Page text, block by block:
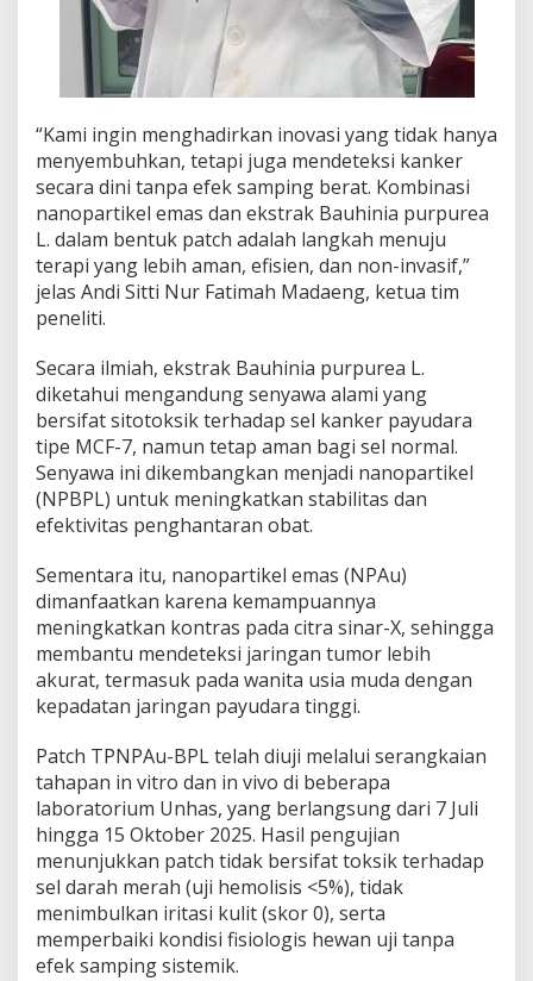
“Kami ingin menghadirkan inovasi yang tidak hanya
menyembuhkan, tetapi juga mendeteksi kanker
secara dini tanpa efek samping berat. Kombinasi
nanopartikel emas dan ekstrak Bauhinia purpurea
L. dalam bentuk patch adalah langkah menuju
terapi yang lebih aman, efisien, dan non-invasif,”
jelas Andi Sitti Nur Fatimah Madaeng, ketua tim
peneliti.
Secara ilmiah, ekstrak Bauhinia purpurea L.
diketahui mengandung senyawa alami yang
bersifat sitotoksik terhadap sel kanker payudara
tipe MCF-7, namun tetap aman bagi sel normal.
Senyawa ini dikembangkan menjadi nanopartikel
(NPBPL) untuk meningkatkan stabilitas dan
efektivitas penghantaran obat.
Sementara itu, nanopartikel emas (NPAu)
dimanfaatkan karena kemampuannya
meningkatkan kontras pada citra sinar-X, sehingga
membantu mendeteksi jaringan tumor lebih
akurat, termasuk pada wanita usia muda dengan
kepadatan jaringan payudara tinggi.
Patch TPNPAu-BPL telah diuji melalui serangkaian
tahapan in vitro dan in vivo di beberapa
laboratorium Unhas, yang berlangsung dari 7 Juli
hingga 15 Oktober 2025. Hasil pengujian
menunjukkan patch tidak bersifat toksik terhadap
sel darah merah (uji hemolisis <5%), tidak
menimbulkan iritasi kulit (skor 0), serta
memperbaiki kondisi fisiologis hewan uji tanpa
efek samping sistemik.